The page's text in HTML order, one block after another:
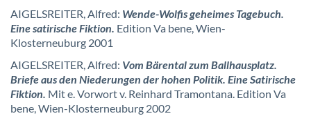
AIGELSREITER, Alfred: Wende-Wolfis geheimes Tagebuch.
Eine satirische Fiktion. Edition Va bene, Wien-
Klosterneuburg 2001
AIGELSREITER, Alfred: Vom Bärental zum Ballhausplatz.
Briefe aus den Niederungen der hohen Politik. Eine Satirische
Fiktion. Mit e. Vorwort v. Reinhard Tramontana. Edition Va
bene, Wien-Klosterneuburg 2002